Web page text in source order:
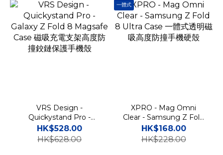
VRS Design -
Quickystand Pro -
Galaxy Z Fold 8
Magsafe Case 磁吸充電
支架高度防撞鉸鏈保護手機
HK$528.00
HK$628.00
一體式
XPRO - Mag Omni
Clear - Samsung Z Fold
8 Ultra Case 一體式透明
磁吸高度防撞手機硬殼
HK$168.00
HK$228.00